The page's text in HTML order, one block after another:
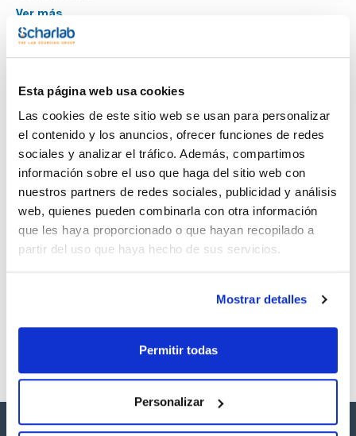
Esta página web usa cookies
Las cookies de este sitio web se usan para personalizar
el contenido y los anuncios, ofrecer funciones de redes
sociales y analizar el tráfico. Además, compartimos
información sobre el uso que haga del sitio web con
nuestros partners de redes sociales, publicidad y análisis
web, quienes pueden combinarla con otra información
que les haya proporcionado o que hayan recopilado a
partir del uso que haya hecho de sus servicios.
Mostrar detalles
Permitir todas
Personalizar
Method: Standard Test Method for Determination of
Benzene, Toluene, Ethylbenzene, p/m-Xylene, o-Xylene, C9
and Heavier Aromatics, and Total Aromatics in Finished
Gasoline by Gas Chromatography. This test method covers
finished motor gasoline by gas chromatography
n-Dodecane 1.5% [112-40-3]
Ver más
Documentación técnica
TDS / Ficha técnica
Regístrate para
descargas
COA
Regístrate para
descargas
SDS/ Hoja de seguridad
Regístrate para
descargas
Los productos marcados con esta imagen son
productos marca Scharlau habitualmente en stock,